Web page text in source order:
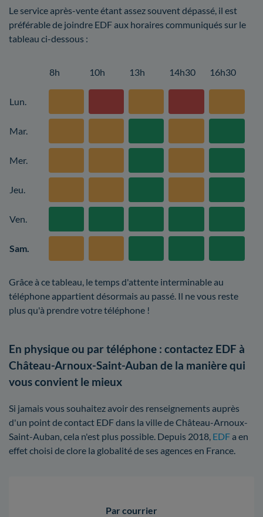
Le service après-vente étant assez souvent dépassé, il est
préférable de joindre EDF aux horaires communiqués sur le
tableau ci-dessous :
8h 10h 13h 14h30 16h30
Lun.
Mar.
Mer.
Jeu.
Ven.
Sam.
Grâce à ce tableau, le temps d'attente interminable au
téléphone appartient désormais au passé. Il ne vous reste
plus qu'à prendre votre téléphone !
En physique ou par téléphone : contactez EDF à
Château-Arnoux-Saint-Auban de la manière qui
vous convient le mieux
Si jamais vous souhaitez avoir des renseignements auprès
d'un point de contact EDF dans la ville de Château-Arnoux-
Saint-Auban, cela n'est plus possible. Depuis 2018, EDFa en
effet choisi de clore la globalité de ses agences en France.
Par courrier